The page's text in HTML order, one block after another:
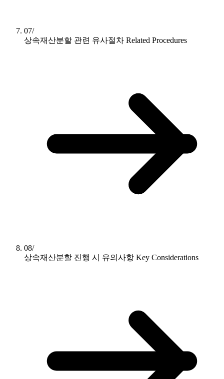
07/
상속재산분할 관련 유사절차 Related Procedures
08/
상속재산분할 진행 시 유의사항 Key Considerations